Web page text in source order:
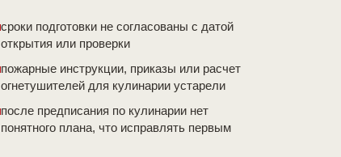
сроки подготовки не согласованы с датой
открытия или проверки
пожарные инструкции, приказы или расчет
огнетушителей для кулинарии устарели
после предписания по кулинарии нет
понятного плана, что исправлять первым